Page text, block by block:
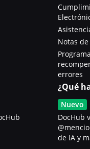
Notas
errores
¿Qué
Nuevo
DocHub
de IA y